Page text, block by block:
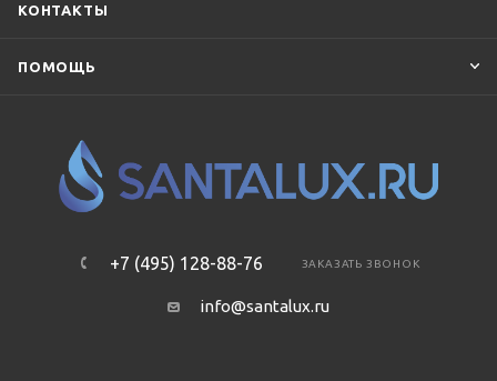
КОНТАКТЫ
ПОМОЩЬ
+7 (495) 128-88-76 ЗАКАЗАТЬ ЗВОНОК
info@santalux.ru